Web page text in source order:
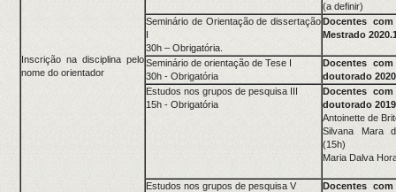
Inscrição na disciplina pelo
nome do orientador
(a definir)
Seminário de Orientação de dissertação
I
30h – Obrigatória.
Docentes
Mestrado
Seminário de orientação de Tese I
30h - Obrigatória
Docentes
doutorado
Estudos nos grupos de pesquisa III
15h - Obrigatória
Docentes
doutorado
Antoinette de
Silvana Mara
(15h)
Maria Dalva
Estudos nos grupos de pesquisa V
Docentes